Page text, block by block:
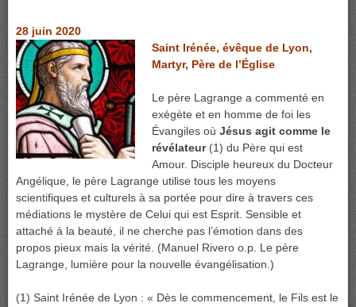
28 juin 2020
Saint Irénée, évêque de Lyon,
Martyr, Père de l’Église
Le père Lagrange a commenté en
exégète et en homme de foi les
Évangiles où Jésus agit comme le
révélateur(1) du Père qui est
Amour. Disciple heureux du Docteur
Angélique, le père Lagrange utilise tous les moyens
scientifiques et culturels à sa portée pour dire à travers ces
médiations le mystère de Celui qui est Esprit. Sensible et
attaché à la beauté, il ne cherche pas l’émotion dans des
propos pieux mais la vérité. (Manuel Rivero o.p. Le père
Lagrange, lumière pour la nouvelle évangélisation.)
(1) Saint Irénée de Lyon : « Dès le commencement, le Fils est le